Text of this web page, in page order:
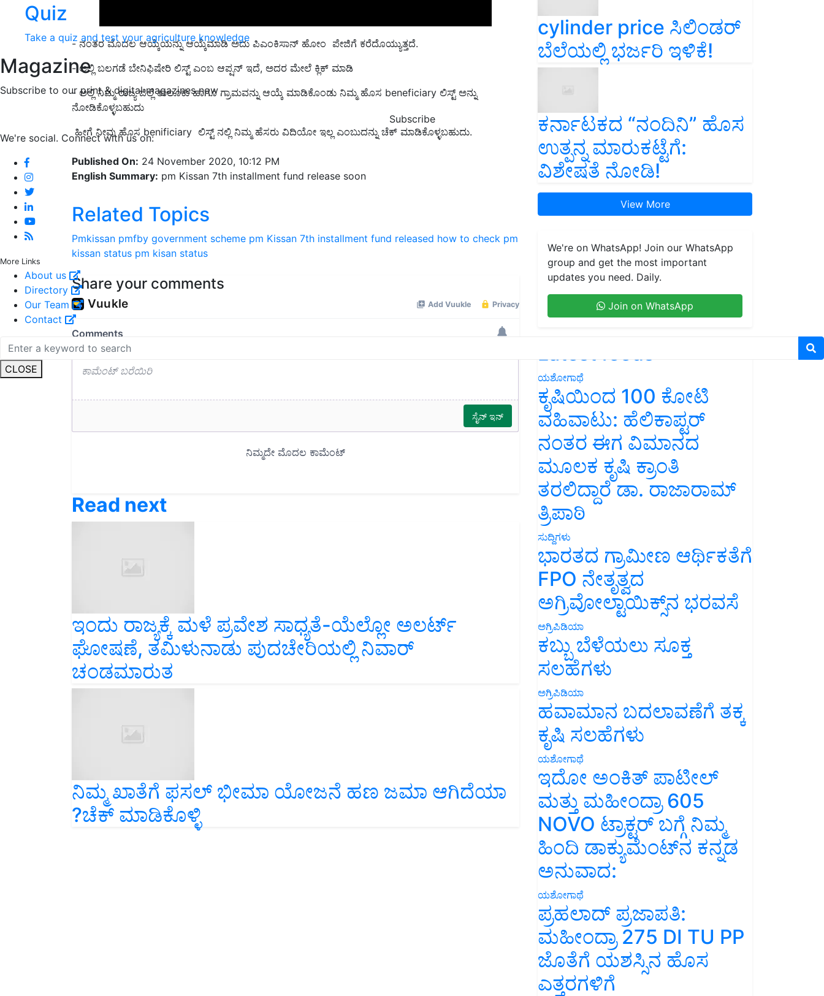
Quiz
Take a quiz and test your agriculture knowledge
Magazine
Subscribe to our print & digital magazines now
Subscribe
We're social. Connect with us on:
More Links
About us
Directory
Our Team
Contact
CLOSE
- ನಂತರ ಮೊದಲ ಆಯ್ಕೆಯನ್ನು ಆಯ್ಕೆಮಾಡಿ ಅದು ಪಿಎಂಕಿಸಾನ್ ಹೋಂ ಪೇಜಿಗೆ ಕರೆದೊಯ್ಯುತ್ತದೆ.
- ಅಲ್ಲಿ ಬಲಗಡೆ ಬೇನಿಫಿಷೇರಿ ಲಿಸ್ಟ್ ಎಂಬ ಆಪ್ಷನ್ ಇದೆ, ಅದರ ಮೇಲೆ ಕ್ಲಿಕ್ ಮಾಡಿ
- ಅಲ್ಲಿ ನಿಮ್ಮ ರಾಜ್ಯ ಜಿಲ್ಲೆ ತಾಲೂಕು ಹಾಗೂ ಗ್ರಾಮವನ್ನು ಆಯ್ಕೆ ಮಾಡಿಕೊಂಡು ನಿಮ್ಮ ಹೊಸ beneficiary ಲಿಸ್ಟ್ ಅನ್ನು
ನೋಡಿಕೊಳ್ಳಬಹುದು
ಹೀಗೆ ನೀವು ಹೊಸ benificiary ಲಿಸ್ಟ್ ನಲ್ಲಿ ನಿಮ್ಮ ಹೆಸರು ವಿದಿಯೋ ಇಲ್ಲ ಎಂಬುದನ್ನು ಚೆಕ್ ಮಾಡಿಕೊಳ್ಳಬಹುದು.
Published On: 24 November 2020, 10:12 PM
English Summary: pm Kissan 7th installment fund release soon
Related Topics
Pmkissan pmfby government scheme pm Kissan 7th installment fund released how to check pm
kissan status pm kisan status
Share your comments
Read next
ಇಂದು ರಾಜ್ಯಕ್ಕೆ ಮಳೆ ಪ್ರವೇಶ ಸಾಧ್ಯತೆ-ಯೆಲ್ಲೋ ಅಲರ್ಟ್
ಘೋಷಣೆ, ತಮಿಳುನಾಡು ಪುದಚೇರಿಯಲ್ಲಿ ನಿವಾರ್
ಚಂಡಮಾರುತ
ನಿಮ್ಮ ಖಾತೆಗೆ ಫಸಲ್ ಭೀಮಾ ಯೋಜನೆ ಹಣ ಜಮಾ ಆಗಿದೆಯಾ
?ಚೆಕ್ ಮಾಡಿಕೊಳ್ಳಿ
cylinder price ಸಿಲಿಂಡರ್‌
ಬೆಲೆಯಲ್ಲಿ ಭರ್ಜರಿ ಇಳಿಕೆ!
ಕರ್ನಾಟಕದ “ನಂದಿನಿ” ಹೊಸ
ಉತ್ಪನ್ನ ಮಾರುಕಟ್ಟೆಗೆ:
ವಿಶೇಷತೆ ನೋಡಿ!
View More
We're on WhatsApp! Join our WhatsApp
group and get the most important
updates you need. Daily.
Join on WhatsApp
Latest feeds
ಯಶೋಗಾಥೆ
ಕೃಷಿಯಿಂದ 100 ಕೋಟಿ
ವಹಿವಾಟು: ಹೆಲಿಕಾಪ್ಟರ್
ನಂತರ ಈಗ ವಿಮಾನದ
ಮೂಲಕ ಕೃಷಿ ಕ್ರಾಂತಿ
ತರಲಿದ್ದಾರೆ ಡಾ. ರಾಜಾರಾಮ್
ತ್ರಿಪಾಠಿ
ಸುದ್ದಿಗಳು
ಭಾರತದ ಗ್ರಾಮೀಣ ಆರ್ಥಿಕತೆಗೆ
FPO ನೇತೃತ್ವದ
ಅಗ್ರಿವೋಲ್ಟಾಯಿಕ್ಸ್‌ನ ಭರವಸೆ
ಅಗ್ರಿಪಿಡಿಯಾ
ಕಬ್ಬು ಬೆಳೆಯಲು ಸೂಕ್ತ
ಸಲಹೆಗಳು
ಅಗ್ರಿಪಿಡಿಯಾ
ಹವಾಮಾನ ಬದಲಾವಣೆಗೆ ತಕ್ಕ
ಕೃಷಿ ಸಲಹೆಗಳು
ಯಶೋಗಾಥೆ
ಇದೋ ಅಂಕಿತ್ ಪಾಟೀಲ್
ಮತ್ತು ಮಹೀಂದ್ರಾ 605
NOVO ಟ್ರಾಕ್ಟರ್ ಬಗ್ಗೆ ನಿಮ್ಮ
ಹಿಂದಿ ಡಾಕ್ಯುಮೆಂಟ್‌ನ ಕನ್ನಡ
ಅನುವಾದ:
ಯಶೋಗಾಥೆ
ಪ್ರಹಲಾದ್ ಪ್ರಜಾಪತಿ:
ಮಹೀಂದ್ರಾ 275 DI TU PP
ಜೊತೆಗೆ ಯಶಸ್ಸಿನ ಹೊಸ
ಎತ್ತರಗಳಿಗೆ